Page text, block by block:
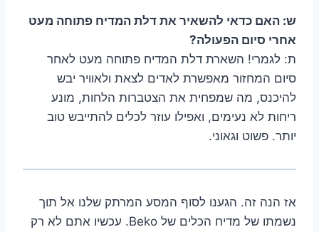
ש: האם כדאי להשאיר את דלת המדיח פתוחה מעט
אחרי סיום הפעולה?
ת: לגמרי! השארת דלת המדיח פתוחה מעט לאחר
סיום המחזור מאפשרת לאדים לצאת ולאוויר יבש
להיכנס, מה שמפחית את הצטברות הלחות, מונע
ריחות לא נעימים, ואפילו עוזר לכלים להתייבש טוב
יותר. פשוט וגאוני.
אז הנה זה. הגענו לסוף המסע המרתק שלנו אל תוך
נשמתו של מדיח הכלים של Beko. עכשיו אתם לא רק